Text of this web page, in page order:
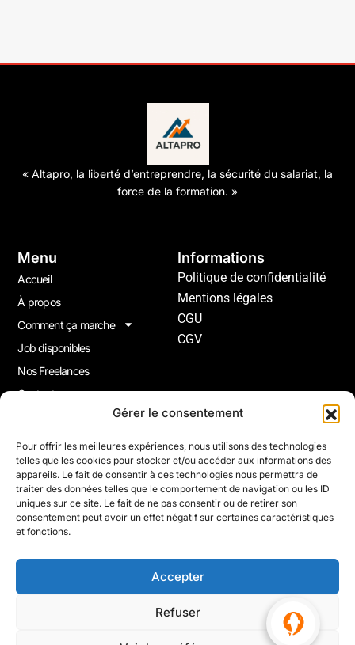
Gérer le consentement
Pour offrir les meilleures expériences, nous utilisons des technologies
telles que les cookies pour stocker et/ou accéder aux informations des
appareils. Le fait de consentir à ces technologies nous permettra de
traiter des données telles que le comportement de navigation ou les ID
uniques sur ce site. Le fait de ne pas consentir ou de retirer son
consentement peut avoir un effet négatif sur certaines caractéristiques
et fonctions.
Accepter
Refuser
« Altapro, la liberté d’entreprendre, la sécurité du salariat, la
force de la formation. »
Menu
Accueil
À propos
Comment ça marche
Job disponibles
Nos Freelances
Contact
Informations
Politique de confidentialité
Mentions légales
CGU
CGV
Joindre La Newsletter
Inscrivez-vous à notre newsletter pour recevoir gratuitement
nos nouveautés, des inspirations et bien plus encore.
S'inscrire
© 2026 Altapro | Tous droits Réservés.